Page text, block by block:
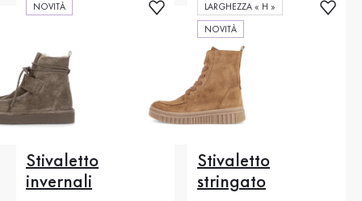
NOVITÀ
Stivaletto
invernali
LARGHEZZA « H »
NOVITÀ
Stivaletto
stringato